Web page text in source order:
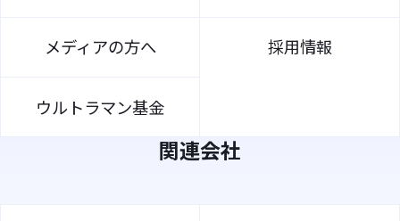
メディアの方へ 採用情報
ウルトラマン基金
関連会社